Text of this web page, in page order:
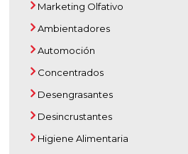
Marketing Olfativo
Ambientadores
Automoción
Concentrados
Desengrasantes
Desincrustantes
Higiene Alimentaria